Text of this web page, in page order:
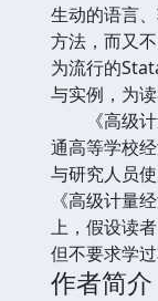
生动的语言
方法，而又
为流行的
与实例，为读
《高级计
通高等学校
与研究人员
《高级计量
上，假设读
但不要求学
作者简介